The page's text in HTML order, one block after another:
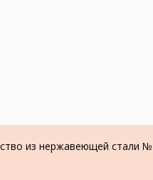
из нержавеющей стали